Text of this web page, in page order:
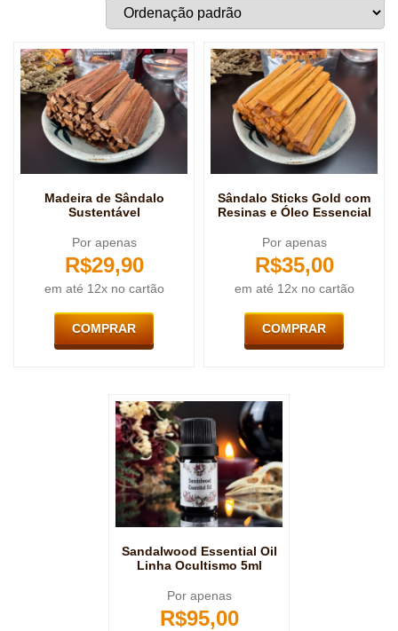
Madeira de Sândalo
Sustentável
Por apenas
R$29,90
em até 12x no cartão
COMPRAR
Sândalo Sticks Gold com
Resinas e Óleo Essencial
Por apenas
R$35,00
em até 12x no cartão
COMPRAR
Sandalwood Essential Oil
Linha Ocultismo 5ml
Por apenas
R$95,00